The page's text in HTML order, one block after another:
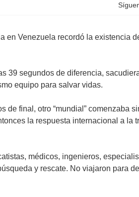
en Venezuela recordó la existencia
39 segundos de diferencia,
equipo para salvar vidas.
final, otro “mundial” comenzaba
la respuesta internacional a la
médicos, ingenieros,
y rescate. No viajaron para